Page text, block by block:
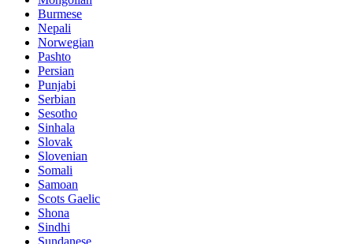
Burmese
Nepali
Norwegian
Pashto
Persian
Punjabi
Serbian
Sesotho
Sinhala
Slovak
Slovenian
Somali
Samoan
Scots Gaelic
Shona
Sindhi
Sundanese